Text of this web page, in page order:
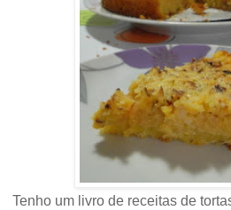
Tenho um livro de receitas de